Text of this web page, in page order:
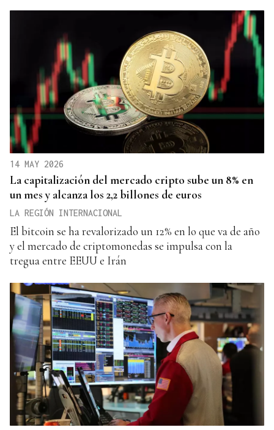
14 MAY 2026
La capitalización del mercado cripto sube un 8% en
un mes y alcanza los 2,2 billones de euros
LA REGIÓN INTERNACIONAL
El bitcoin se ha revalorizado un 12% en lo que va de año
y el mercado de criptomonedas se impulsa con la
tregua entre EEUU e Irán